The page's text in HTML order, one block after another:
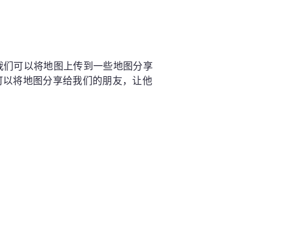
可以将地图上传到一些地图分享
将地图分享给我们的朋友，让他